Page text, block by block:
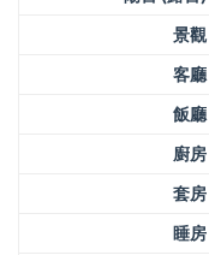
景觀
客廳
飯廳
廚房
套房
睡房